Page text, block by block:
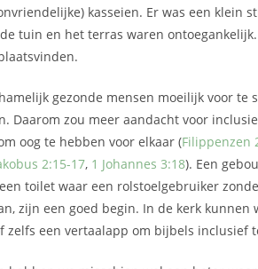
kasseien. Er was een klein
tuin en het terras waren
gezonde mensen moeilijk voor
Daarom zou meer aandacht voor
oog te hebben voor elkaar (Filippenzen
2:15-17, 1 Johannes 3:18). Een
toilet waar een rolstoelgebruiker
zijn een goed begin. In de kerk
zelfs een vertaalapp om bijbels inclusief